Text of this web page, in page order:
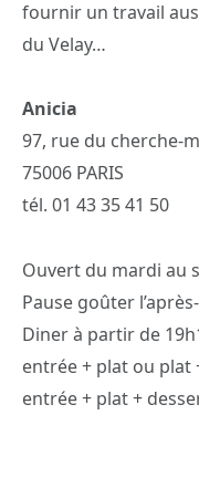
fournir un travail
du Velay…
Anicia
97, rue du cherche-
75006 PARIS
tél. 01 43 35 41 50
Ouvert du mardi au
Pause goûter
Diner à partir de
entrée + plat ou plat
entrée + plat +